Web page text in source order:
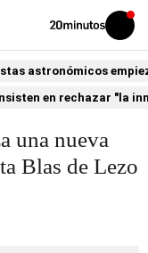
Volver
Iniciar
sesión
astronómicos
en rechazar "la
una nueva
Blas de Lezo